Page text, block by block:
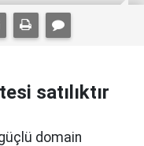
satılıktır
domain